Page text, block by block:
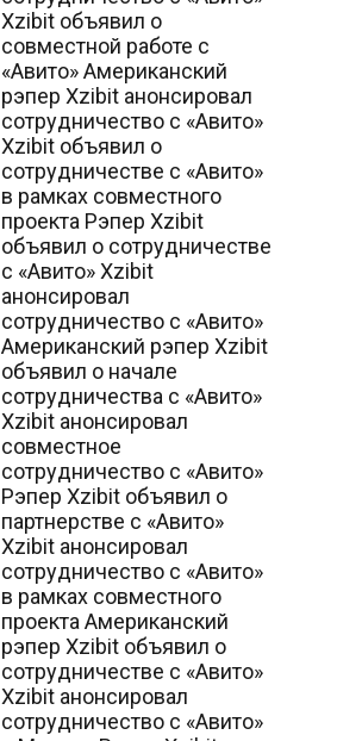
Xzibit объявил о
совместной работе с
«Авито» Американский
рэпер Xzibit анонсировал
сотрудничество с «Авито»
Xzibit объявил о
сотрудничестве с «Авито»
в рамках совместного
проекта Рэпер Xzibit
объявил о сотрудничестве
с «Авито» Xzibit
анонсировал
сотрудничество с «Авито»
Американский рэпер Xzibit
объявил о начале
сотрудничества с «Авито»
Xzibit анонсировал
совместное
сотрудничество с «Авито»
Рэпер Xzibit объявил о
партнерстве с «Авито»
Xzibit анонсировал
сотрудничество с «Авито»
в рамках совместного
проекта Американский
рэпер Xzibit объявил о
сотрудничестве с «Авито»
Xzibit анонсировал
сотрудничество с «Авито»